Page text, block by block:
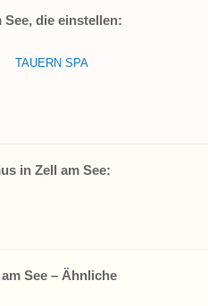
die einstellen:
TAUERN SPA
in Zell am See:
See – Ähnliche